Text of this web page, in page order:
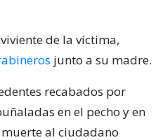
Huertos Familiares
que tuvo la víctima